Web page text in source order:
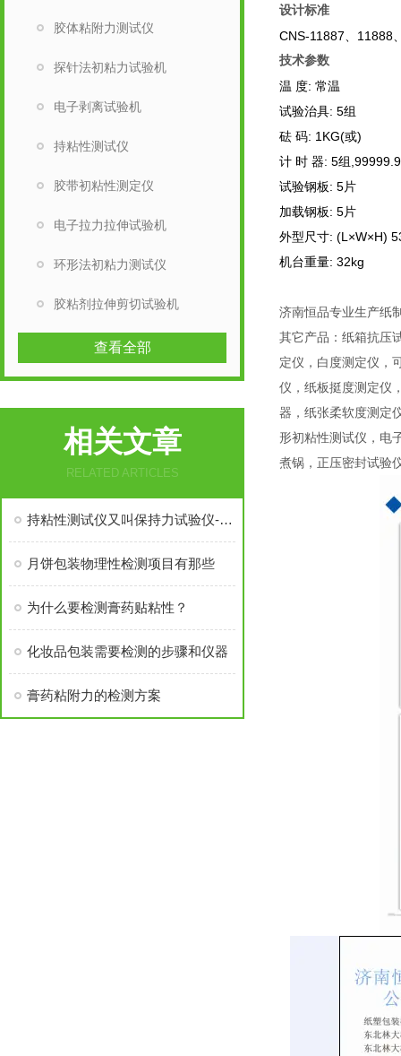
设计标准
CNS-11887 、11888
技术参数
温 度: 常温
试验治具: 5组
砝 码: 1KG(或)
计 时 器: 5组
试验钢板: 5片
加载钢板: 5片
外型尺寸: (L×W×H)
机台重量: 32kg
济南恒品专业生产纸
其它产品：纸箱抗压
定仪，白度测定仪，
仪，纸板挺度测定仪
器，纸张柔软度测定
形初粘性测试仪，电
煮锅，正压密封试验
胶体粘附力测试仪
探针法初粘力试验机
电子剥离试验机
持粘性测试仪
胶带初粘性测定仪
电子拉力拉伸试验机
环形法初粘力测试仪
胶粘剂拉伸剪切试验机
查看全部
相关文章
RELATED ARTICLES
持粘性测试仪又叫保持力试验仪-产品推荐
月饼包装物理性检测项目有那些
为什么要检测膏药贴粘性？
化妆品包装需要检测的步骤和仪器
膏药粘附力的检测方案